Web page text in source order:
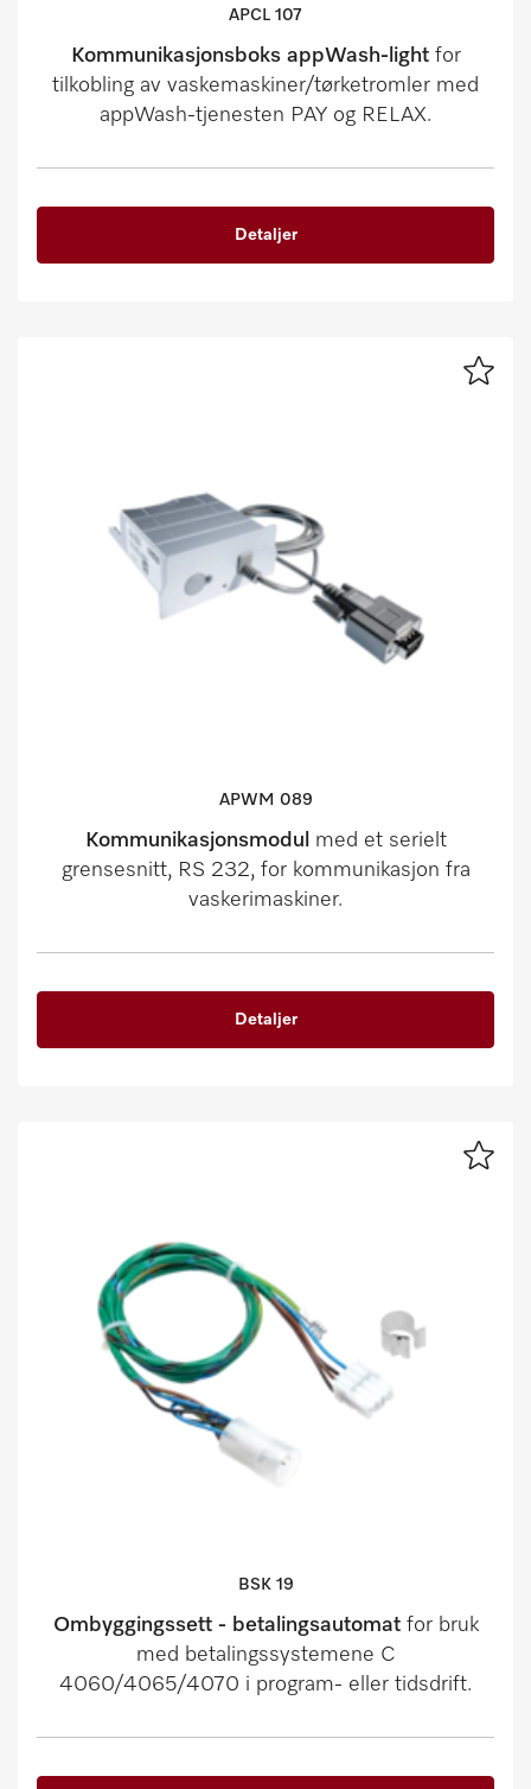
APCL 107
Kommunikasjonsboks appWash-light for
tilkobling av vaskemaskiner/tørketromler med
appWash-tjenesten PAY og RELAX.
Detaljer
APWM 089
Kommunikasjonsmodul med et serielt
grensesnitt, RS 232, for kommunikasjon fra
vaskerimaskiner.
Detaljer
BSK 19
Ombyggingssett - betalingsautomat for bruk
med betalingssystemene C
4060/4065/4070 i program- eller tidsdrift.